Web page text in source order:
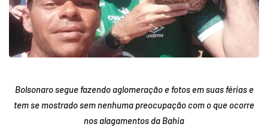
Bolsonaro segue fazendo aglomeração e fotos em suas férias e
tem se mostrado sem nenhuma preocupação com o que ocorre
nos alagamentos da Bahia